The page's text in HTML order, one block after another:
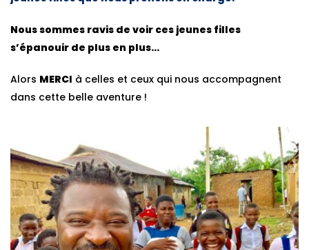
Nous sommes ravis de voir ces jeunes filles
s’épanouir de plus en plus…
Alors MERCI à celles et ceux qui nous accompagnent
dans cette belle aventure !